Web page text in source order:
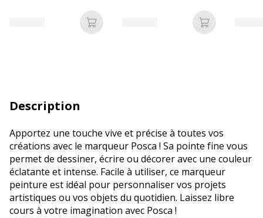
Ajouter au panier Ajouter au
Description
Apportez une touche vive et précise à toutes vos
créations avec le marqueur Posca ! Sa pointe fine vous
permet de dessiner, écrire ou décorer avec une couleur
éclatante et intense. Facile à utiliser, ce marqueur
peinture est idéal pour personnaliser vos projets
artistiques ou vos objets du quotidien. Laissez libre
cours à votre imagination avec Posca !